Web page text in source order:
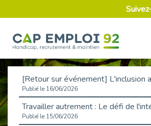
Publié le 16/06/2026
Publié le 15/06/2026